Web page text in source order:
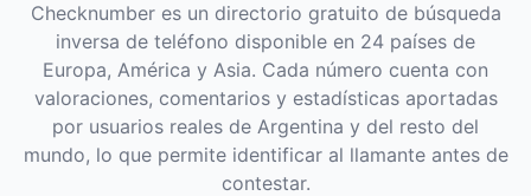
Checknumber es un directorio gratuito de búsqueda
inversa de teléfono disponible en 24 países de
Europa, América y Asia. Cada número cuenta con
valoraciones, comentarios y estadísticas aportadas
por usuarios reales de Argentina y del resto del
mundo, lo que permite identificar al llamante antes de
contestar.